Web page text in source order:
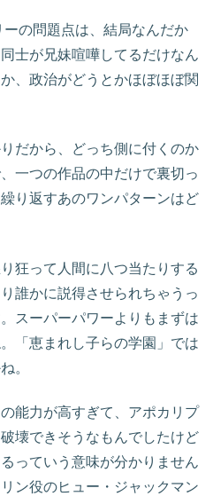
の問題点は、結局なんだか
士が兄妹喧嘩してるだけなん
、政治がどうとかほぼほぼ関
だから、どっち側に付くのか
一つの作品の中だけで裏切っ
り返すあのワンパターンはど
狂って人間に八つ当たりする
誰かに説得させられちゃうっ
スーパーパワーよりもまずは
「恵まれし子らの学園」では
。
能力が高すぎて、アポカリプ
壊できそうなもんでしたけど
っていう意味が分かりません
ン役のヒュー・ジャックマン